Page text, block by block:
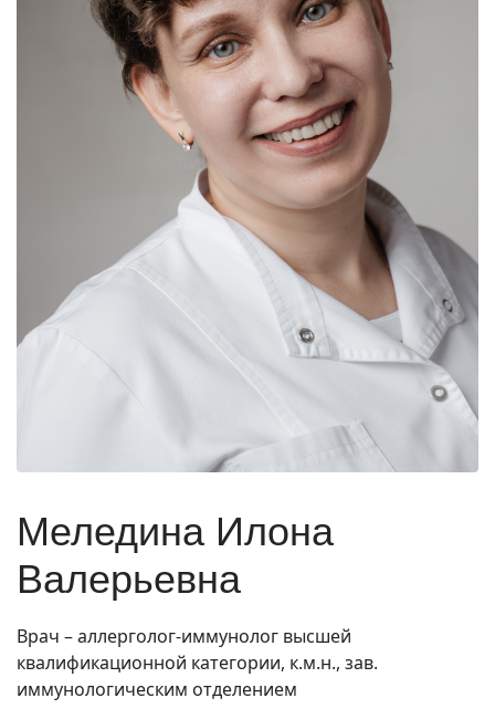
Меледина Илона
Валерьевна
Врач – аллерголог-иммунолог высшей
квалификационной категории, к.м.н., зав.
иммунологическим отделением